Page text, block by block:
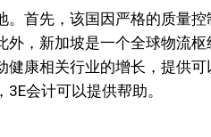
首先，该国因严格的质量
，新加坡是一个全球物流
康相关行业的增长，提供
会计可以提供帮助。